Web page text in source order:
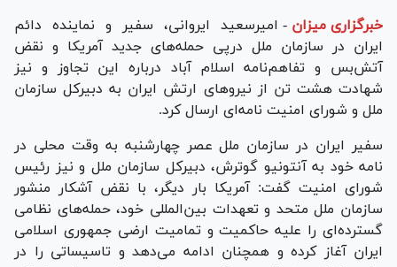
خبرگزاری میزان - امیرسعید ایروانی، سفیر و نماینده دائم
ایران در سازمان ملل درپی حمله‌های جدید آمریکا و نقض
آتش‌بس و تفاهم‌نامه اسلام آباد درباره این تجاوز و نیز
شهادت هشت تن از نیرو‌های ارتش ایران به دبیرکل سازمان
ملل و شورای امنیت نامه‌ای ارسال کرد.
سفیر ایران در سازمان ملل عصر چهارشنبه به وقت محلی در
نامه خود به آنتونیو گوترش، دبیرکل سازمان ملل و نیز رئیس
شورای امنیت گفت: آمریکا بار دیگر، با نقض آشکار منشور
سازمان ملل متحد و تعهدات بین‌المللی خود، حمله‌های نظامی
گسترده‌ای را علیه حاکمیت و تمامیت ارضی جمهوری اسلامی
ایران آغاز کرده و همچنان ادامه می‌دهد و تاسیساتی را در